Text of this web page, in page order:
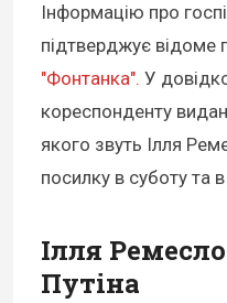
Інформацію про
підтверджує відоме
"Фонтанка". У
кореспонденту
якого звуть Ілля
посилку в суботу та
Ілля
Путіна